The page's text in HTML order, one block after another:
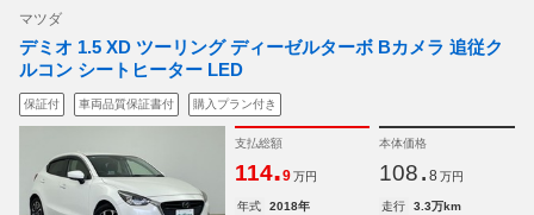
マツダ
デミオ 1.5 XD ツーリング ディーゼルターボ Bカメラ 追従ク
ルコン シートヒーター LED
保証付 車両品質保証書付 購入プラン付き
支払総額
114.9 万円
本体価格
108. 8 万円
年式 2018年 走行
3.3万km